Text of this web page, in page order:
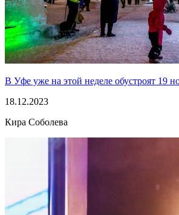
В Уфе уже на этой неделе обустроят 19
18.12.2023
Кира Соболева